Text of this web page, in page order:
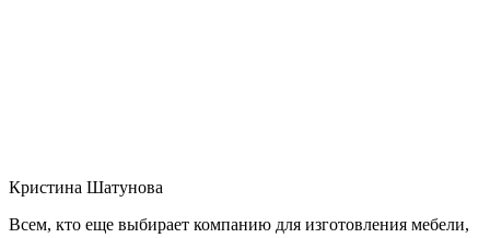
Кристина Шатунова
Всем, кто еще выбирает компанию для изготовления мебели,